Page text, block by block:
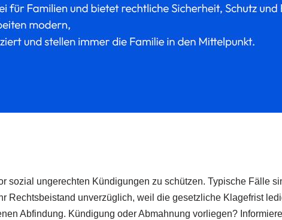
sozial ungerechten Kündigungen zu schützen. Typische Fälle
unverzüglich, weil die gesetzliche Klagefrist
Abfindung. Kündigung oder Abmahnung vorliegen?